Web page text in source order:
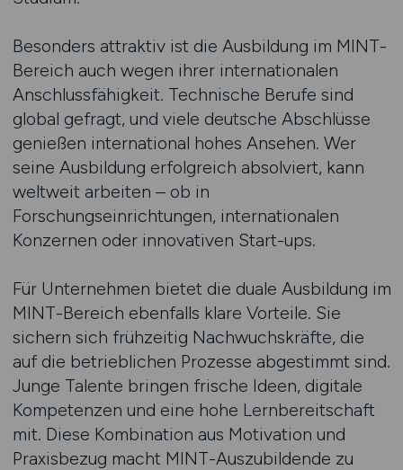
Besonders attraktiv ist die Ausbildung im MINT-
Bereich auch wegen ihrer internationalen
Anschlussfähigkeit. Technische Berufe sind
global gefragt, und viele deutsche Abschlüsse
genießen international hohes Ansehen. Wer
seine Ausbildung erfolgreich absolviert, kann
weltweit arbeiten – ob in
Forschungseinrichtungen, internationalen
Konzernen oder innovativen Start-ups.
Für Unternehmen bietet die duale Ausbildung im
MINT-Bereich ebenfalls klare Vorteile. Sie
sichern sich frühzeitig Nachwuchskräfte, die
auf die betrieblichen Prozesse abgestimmt sind.
Junge Talente bringen frische Ideen, digitale
Kompetenzen und eine hohe Lernbereitschaft
mit. Diese Kombination aus Motivation und
Praxisbezug macht MINT-Auszubildende zu